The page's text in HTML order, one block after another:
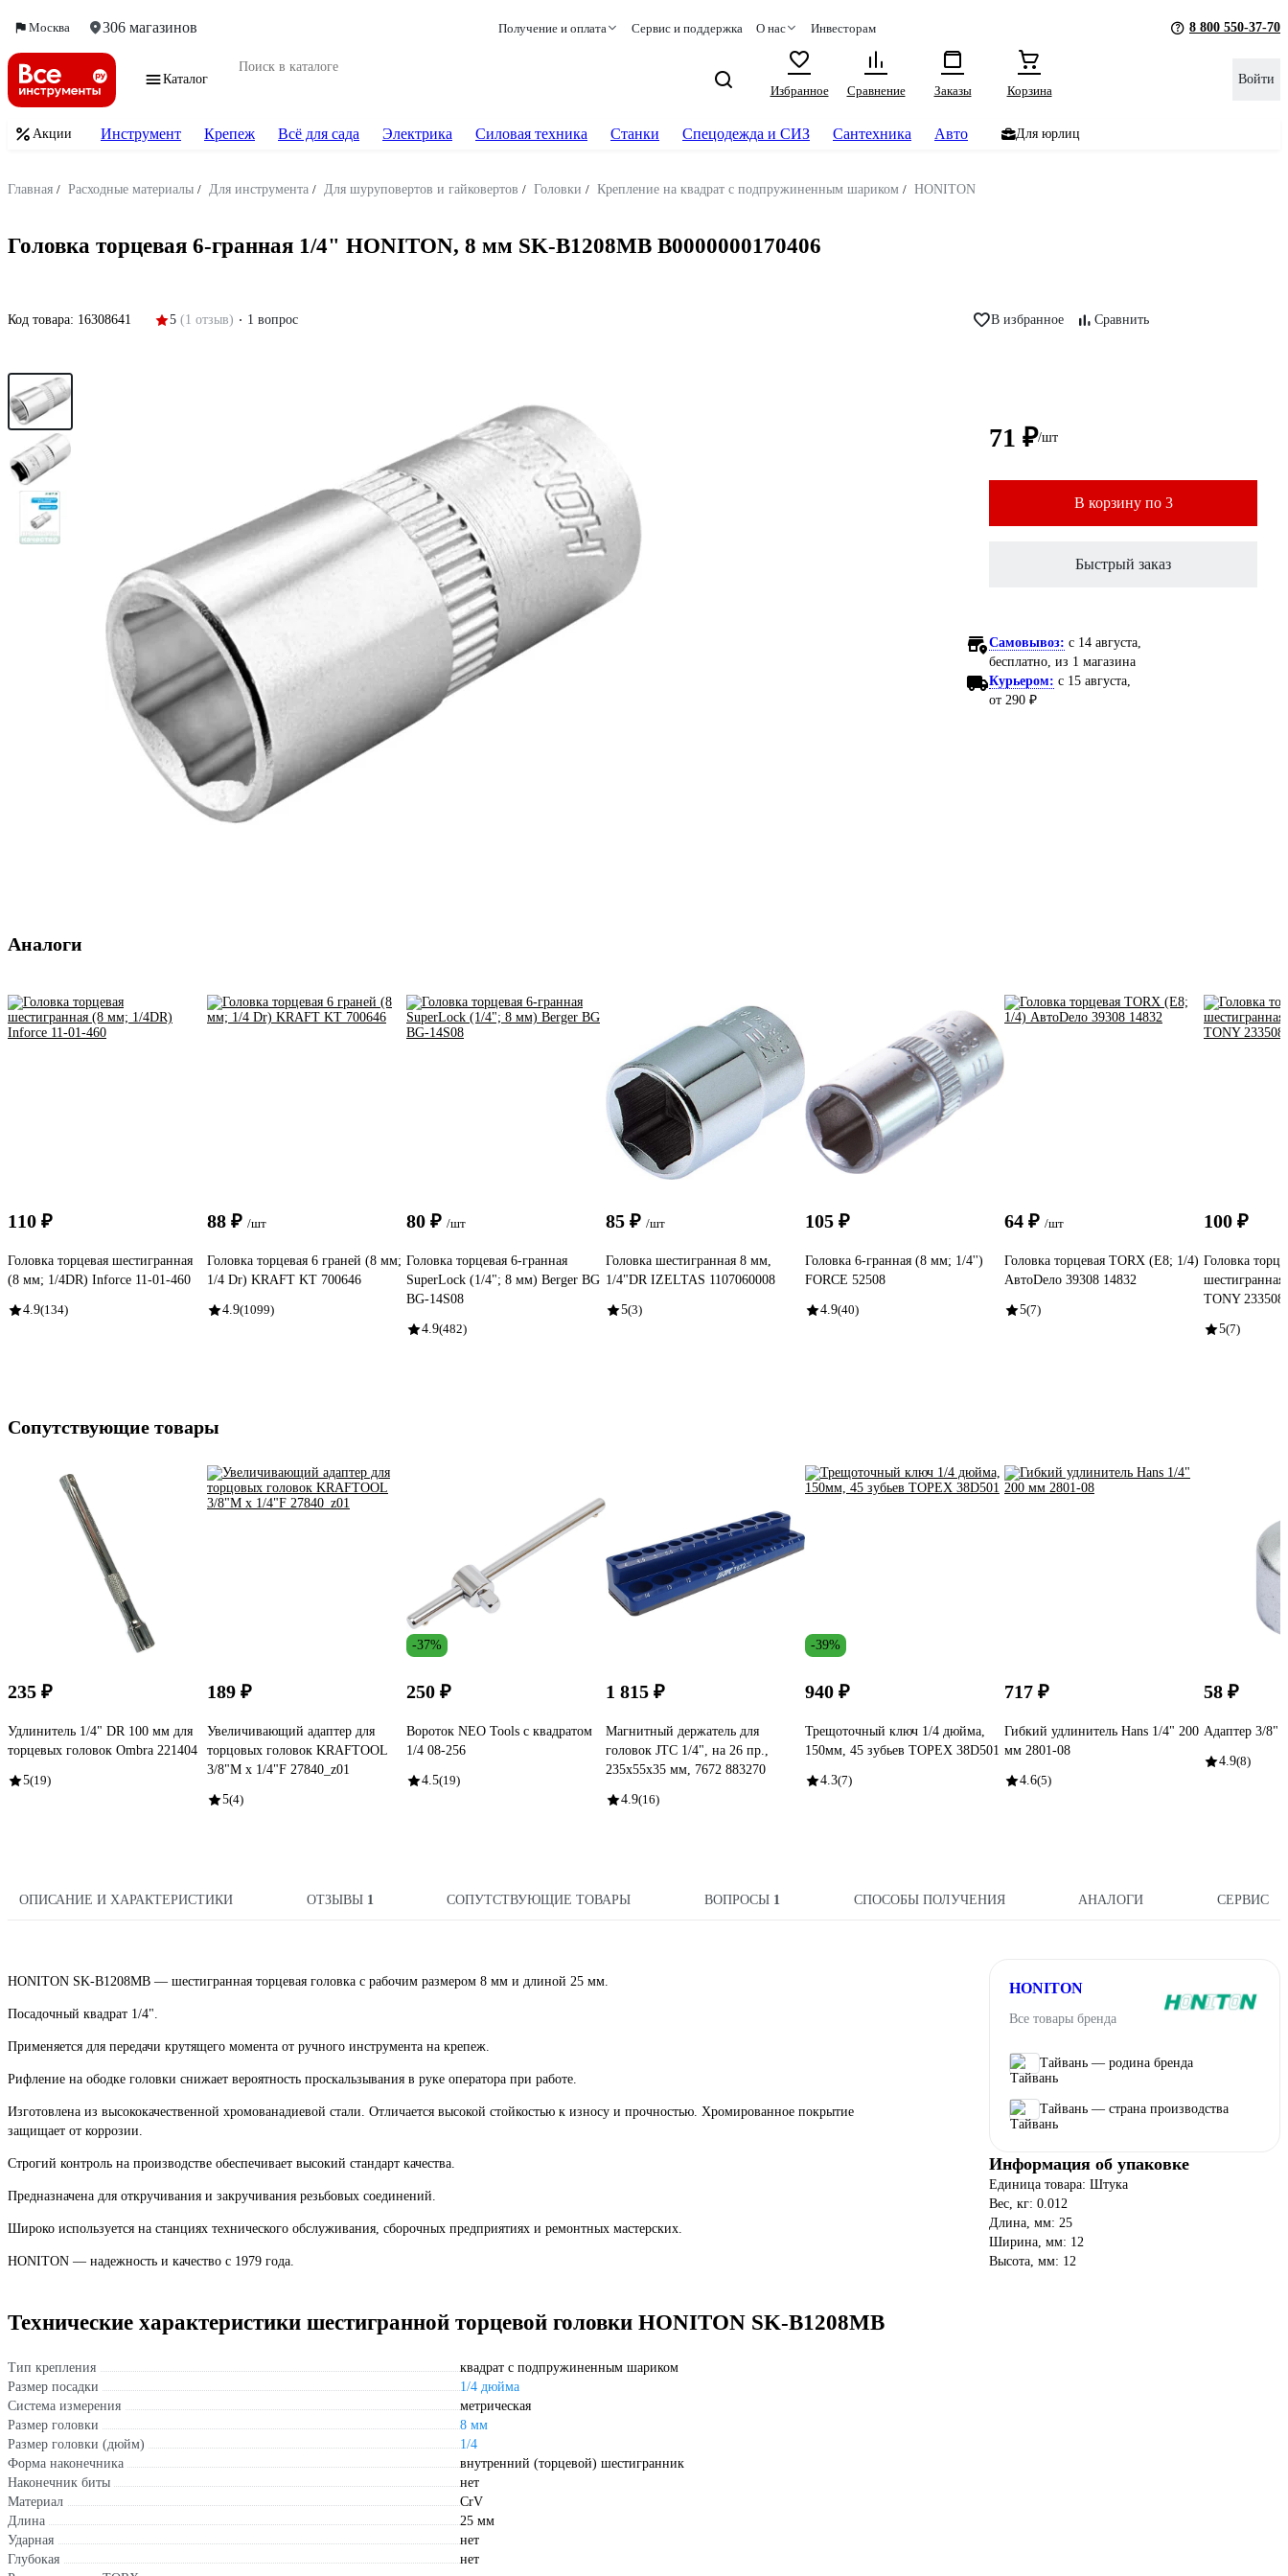
Москва 306 магазинов Получение и оплата Сервис и поддержка О нас Инвесторам 8 800 550-37-70
Каталог
Избранное
Сравнение Заказы Корзина
Войти
Акции Инструмент Крепеж Всё для сада Электрика Силовая техника Станки Спецодежда и СИЗ Сантехника Авто Для юрлиц
Главная / Расходные материалы / Для инструмента / Для шуруповертов и гайковертов / Головки / Крепление на квадрат с подпружиненным шариком / HONITON
Головка торцевая 6-гранная 1/4" HONITON, 8 мм SK-B1208MB В0000000170406
Код товара: 16308641 5 (1 отзыв) 1 вопрос В избранное Сравнить
71 ₽/шт
В корзину по 3
Быстрый заказ
Самовывоз: c 14 августа,
бесплатно , из 1 магазина
Курьером: c 15 августа,
от 290 ₽
Аналоги
110 ₽
Головка торцевая шестигранная
(8 мм; 1/4DR) Inforce 11-01-460
4.9(134)
88 ₽ /шт
Головка торцевая 6 граней (8 мм;
1/4 Dr) KRAFT KT 700646
4.9(1099)
80 ₽ /шт
Головка торцевая 6-гранная
SuperLock (1/4"; 8 мм) Berger BG
BG-14S08
4.9(482)
85 ₽ /шт
Головка шестигранная 8 мм,
1/4"DR IZELTAS 1107060008
5(3)
105 ₽
Головка 6-гранная (8 мм; 1/4'')
FORCE 52508
4.9(40)
64 ₽ /шт
Головка торцевая TORX (E8; 1/4)
АвтоDело 39308 14832
5(7)
100 ₽
Головка
TONY
5(7)
Сопутствующие товары
235 ₽
Удлинитель 1/4" DR 100 мм для
торцевых головок Ombra 221404
5(19)
189 ₽
Увеличивающий адаптер для
торцовых головок KRAFTOOL
3/8"M x 1/4"F 27840_z01
5(4)
-37%
250 ₽
Вороток NEO Tools с квадратом
1/4 08-256
4.5(19)
1 815 ₽
Магнитный держатель для
головок JTC 1/4", на 26 пр.,
235x55x35 мм, 7672 883270
4.9(16)
-39%
940 ₽
Трещоточный ключ 1/4 дюйма,
150мм, 45 зубьев TOPEX 38D501
4.3(7)
717 ₽
Гибкий удлинитель Hans 1/4" 200
мм 2801-08
4.6(5)
58 ₽
Адаптер 3/8"
4.9(8)
ОПИСАНИЕ И ХАРАКТЕРИСТИКИ ОТЗЫВЫ 1 СОПУТСТВУЮЩИЕ ТОВАРЫ ВОПРОСЫ 1 СПОСОБЫ ПОЛУЧЕНИЯ АНАЛОГИ СЕРВИС
HONITON SK-B1208MB — шестигранная торцевая головка с рабочим размером 8 мм и длиной 25 мм.
Посадочный квадрат 1/4".
Применяется для передачи крутящего момента от ручного инструмента на крепеж.
Рифление на ободке головки снижает вероятность проскальзывания в руке оператора при работе.
Изготовлена из высококачественной хромованадиевой стали. Отличается высокой стойкостью к износу и прочностью. Хромированное покрытие
защищает от коррозии.
Строгий контроль на производстве обеспечивает высокий стандарт качества.
Предназначена для откручивания и закручивания резьбовых соединений.
Широко используется на станциях технического обслуживания, сборочных предприятиях и ремонтных мастерских.
HONITON — надежность и качество с 1979 года.
Технические характеристики шестигранной торцевой головки HONITON SK-B1208MB
Тип крепления
квадрат с подпружиненным шариком
Размер посадки
1/4 дюйма
Система измерения
метрическая
Размер головки
8 мм
Размер головки (дюйм)
1/4
Форма наконечника
внутренний (торцевой) шестигранник
Наконечник биты
нет
Материал
CrV
Длина
25 мм
Ударная
нет
Глубокая
нет
HONITON
Все товары бренда
Тайвань — родина бренда
Тайвань — страна производства
Информация об упаковке
Единица товара: Штука
Вес, кг: 0.012
Длина, мм: 25
Ширина, мм: 12
Высота, мм: 12